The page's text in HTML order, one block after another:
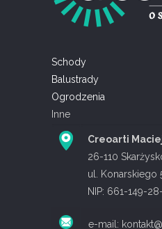
Schody
Balustrady
Ogrodzenia
Inne
Creoarti
26-110
ul. Konarskiego
NIP: 661-149-28-
e-mail: